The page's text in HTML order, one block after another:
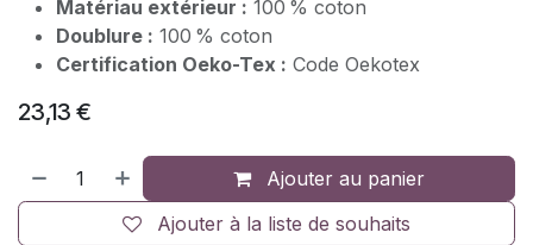
Matériau extérieur : 100 % coton
Doublure : 100 % coton
Certification Oeko-Tex : Code Oekotex
23,13 €
Ajouter au panier
Ajouter à la liste de souhaits